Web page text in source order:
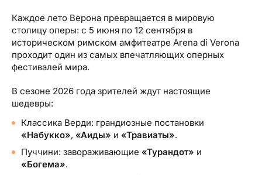
Каждое лето Верона превращается в мировую
столицу оперы: с 5 июня по 12 сентября в
историческом римском амфитеатре Arena di Verona
проходит один из самых впечатляющих оперных
фестивалей мира.
В сезоне 2026 года зрителей ждут настоящие
шедевры:
Классика Верди: грандиозные постановки
«Набукко», «Аиды» и «Травиаты».
Пуччини: завораживающие «Турандот» и
«Богема».